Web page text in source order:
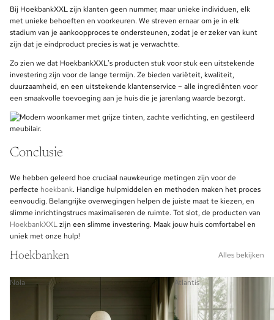
Bij HoekbankXXL zijn klanten geen nummer, maar unieke individuen, elk
met unieke behoeften en voorkeuren. We streven ernaar om je in elk
stadium van je aankoopproces te ondersteunen, zodat je er zeker van kunt
zijn dat je eindproduct precies is wat je verwachtte.
Zo zien we dat HoekbankXXL's producten stuk voor stuk een uitstekende
investering zijn voor de lange termijn. Ze bieden variëteit, kwaliteit,
duurzaamheid, en een uitstekende klantenservice – alle ingrediënten voor
een smaakvolle toevoeging aan je huis die je jarenlang waarde bezorgt.
Conclusie
We hebben geleerd hoe cruciaal nauwkeurige metingen zijn voor de
perfecte hoekbank. Handige hulpmiddelen en methoden maken het proces
eenvoudig. Belangrijke overwegingen helpen de juiste maat te kiezen, en
slimme inrichtingstrucs maximaliseren de ruimte. Tot slot, de producten van
HoekbankXXLzijn een slimme investering. Maak jouw huis comfortabel en
uniek met onze hulp!
Hoekbanken Alles bekijken
Nola Atlantis